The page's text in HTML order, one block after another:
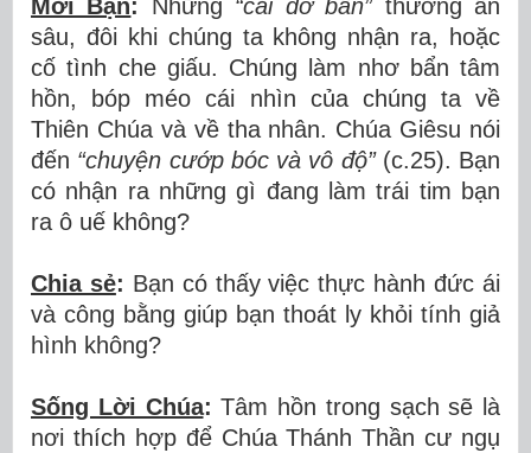
Mời Bạn: Những “cái dơ bẩn”thường ẩn
sâu, đôi khi chúng ta không nhận ra, hoặc
cố tình che giấu. Chúng làm nhơ bẩn tâm
hồn, bóp méo cái nhìn của chúng ta về
Thiên Chúa và về tha nhân. Chúa Giêsu nói
đến “chuyện cướp bóc và vô độ”(c.25). Bạn
có nhận ra những gì đang làm trái tim bạn
ra ô uế không?
Chia sẻ: Bạn có thấy việc thực hành đức ái
và công bằng giúp bạn thoát ly khỏi tính giả
hình không?
Sống Lời Chúa: Tâm hồn trong sạch sẽ là
nơi thích hợp để Chúa Thánh Thần cư ngụ